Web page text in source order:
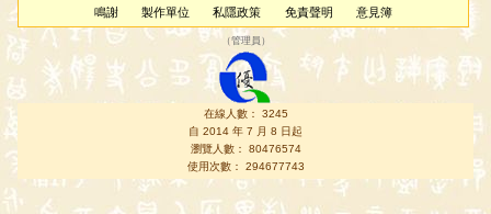
鳴謝
製作單位 私隱政策 免責聲明 意見簿
（管理員 ）
在線人數： 3245
自 2014 年 7 月 8 日起
瀏覽人數： 80476574
使用次數： 294677743